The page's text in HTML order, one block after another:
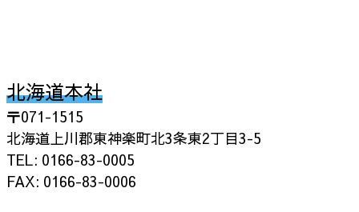
北海道本社
〒071-1515
北海道上川郡東神楽町北3条東2丁目3-5
TEL: 0166-83-0005
FAX: 0166-83-0006